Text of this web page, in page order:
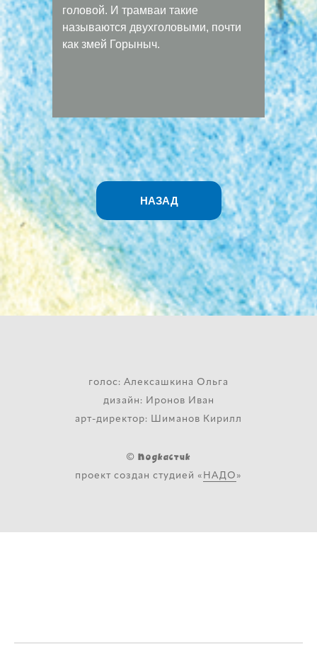
головой. И трамваи такие
называются двухголовыми, почти
как змей Горыныч.
НАЗАД
голос: Алексашкина Ольга
дизайн: Иронов Иван
арт-директор: Шиманов Кирилл
© Подкастик
проект создан студией « НАДО »